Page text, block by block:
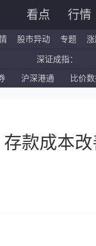
看点 行情
股市异动 专题
深证成指：
国企指数：
沪深港通 比价
款成本